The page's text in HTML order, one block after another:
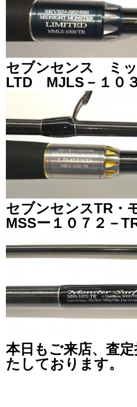
セブンセンス ミ
LTD MJLS－１０
セブンセンスTR・
MSSー１０７２－
本日もご来店、査
たしております。